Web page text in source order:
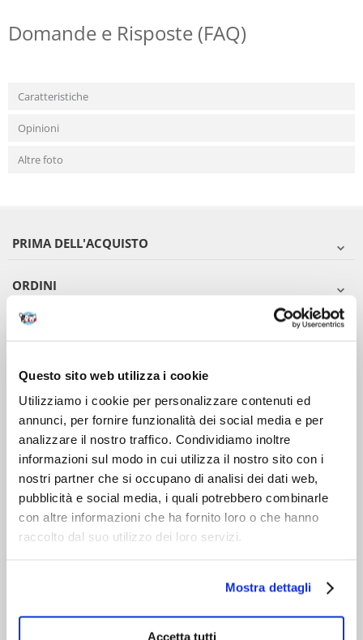
Questo sito web utilizza i cookie
Utilizziamo i cookie per personalizzare contenuti ed
annunci, per fornire funzionalità dei social media e per
analizzare il nostro traffico. Condividiamo inoltre
informazioni sul modo in cui utilizza il nostro sito con i
nostri partner che si occupano di analisi dei dati web,
pubblicità e social media, i quali potrebbero combinarle
con altre informazioni che ha fornito loro o che hanno
raccolto dal suo utilizzo dei loro servizi.
Mostra dettagli
Accetta tutti
Domande e Risposte (FAQ)
Caratteristiche
Opinioni
Altre foto
PRIMA DELL'ACQUISTO
ORDINI
DOPO L'ACQUISTO
VIENI A CONOSCERCI